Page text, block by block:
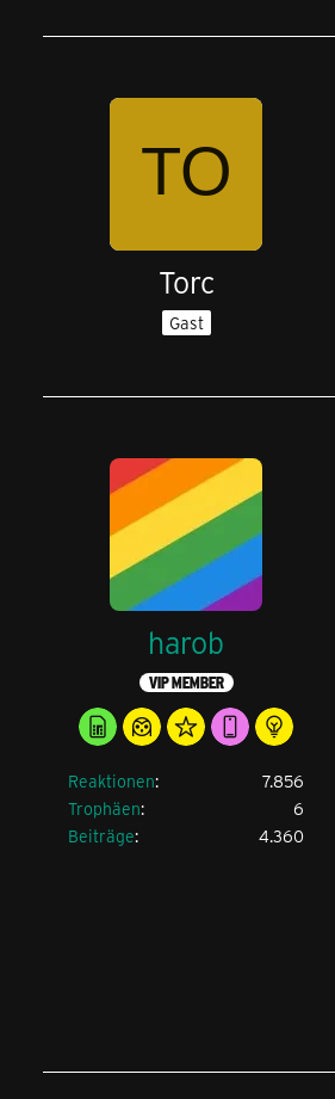
Torc
Gast
harob
VIP MEMBER
Reaktionen
7.856
Trophäen
6
Beiträge
4.360